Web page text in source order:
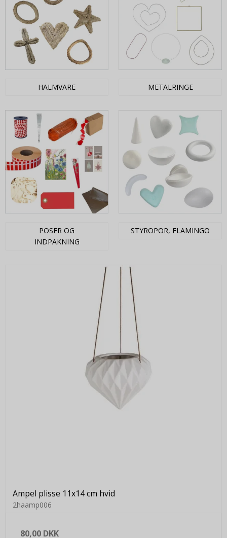
HALMVARE METALRINGE
POSER OG
INDPAKNING
STYROPOR, FLAMINGO
Ampel plisse 11x14 cm hvid
2haamp006
80,00 DKK